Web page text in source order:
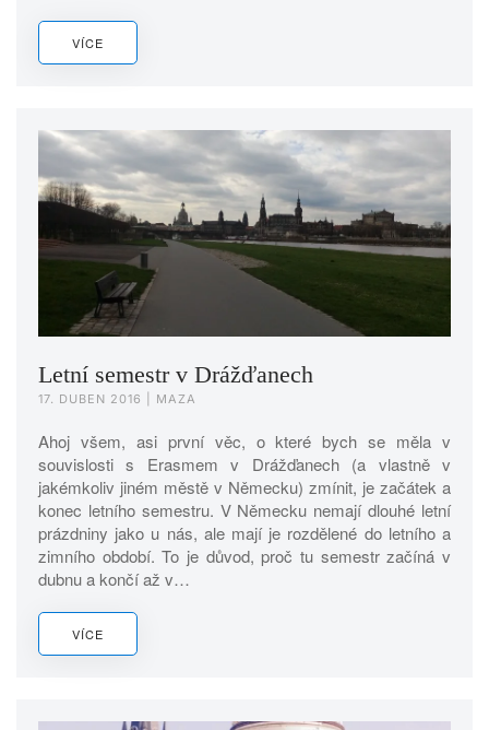
VÍCE
Letní semestr v Drážďanech
17. DUBEN 2016 | MAZA
Ahoj všem, asi první věc, o které bych se měla v
souvislosti s Erasmem v Drážďanech (a vlastně v
jakémkoliv jiném městě v Německu) zmínit, je začátek a
konec letního semestru. V Německu nemají dlouhé letní
prázdniny jako u nás, ale mají je rozdělené do letního a
zimního období. To je důvod, proč tu semestr začíná v
dubnu a končí až v…
VÍCE